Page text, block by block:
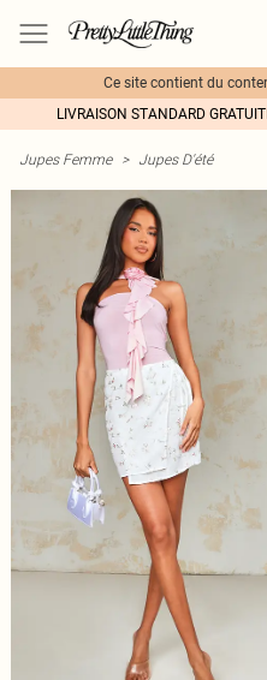
Ce site contient du
LIVRAISON STANDARD
Jupes Femme > Jupes D'été